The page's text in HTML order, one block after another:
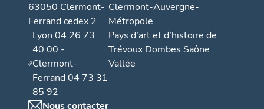
63050 Clermont-
Ferrand cedex 2
Lyon 04 26 73
40 00 -
Clermont-
Ferrand 04 73 31
85 92
Nous contacter
Clermont-Auvergne-
Métropole
Pays d’art et d’histoire de
Trévoux Dombes Saône
Vallée